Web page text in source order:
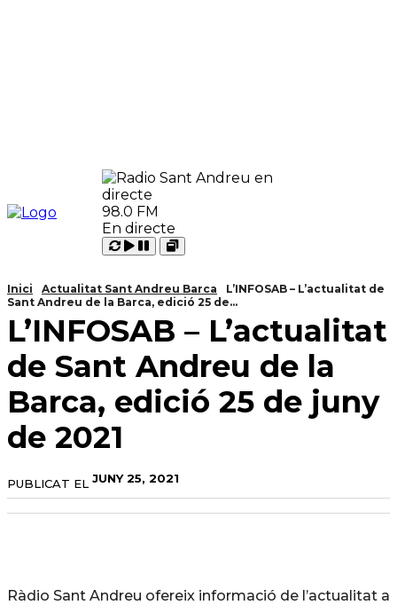
98.0 FM
En directe
Carregant
Reproduir
Pausar
Open
Inici Actualitat Sant Andreu Barca
L’INFOSAB – L’actualitat de
Sant Andreu de la Barca, edició 25 de...
L’INFOSAB – L’actualitat
de Sant Andreu de la
Barca, edició 25 de juny
de 2021
PUBLICAT EL JUNY 25, 2021
Ràdio Sant Andreu ofereix informació de l’actualitat a